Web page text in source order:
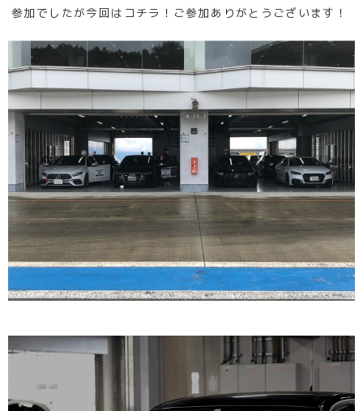
参加でしたが今回はコチラ！ご参加ありがとうございます！